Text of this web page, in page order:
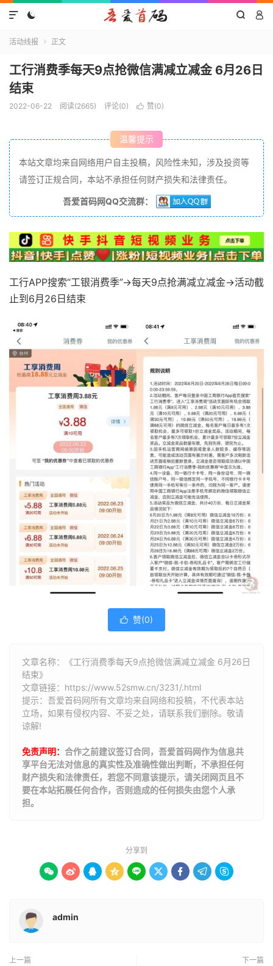
  

活动线报  正文
工行消费季每天9点抢微信满减立减金 6月26日
结束
2022-06-22 阅读(2665) 评论(0)  赞(0)
温馨提示
本站文章均来自网络用户自主投稿，风险性未知，涉及投资等
请签订正规合同，本站不承担任何财产损失和法律责任。
吾爱首码网QQ交流群：
工行APP搜索“工银消费季”->每天9点抢满减立减金->活动截
止到6月26日结束
 赞(0)
文章名称：《工行消费季每天9点抢微信满减立减金 6月26日
结束》
文章链接： https://www.52smw.cn/3231/.html
提示：吾爱首码网所有文章均来自网络和投稿，不代表本站
立场，如果有侵权内容、不妥之处，请联系我们删除。敬请
谅解!
免责声明： 合作之前建议签订合同，吾爱首码网作为信息共
享平台无法对信息的真实性及准确性做出判断，不承担任何
财产损失和法律责任，若您不同意该提示，请关闭网页且不
要在本站拓展任何合作，否则造成的任何损失由您个人承
担。
分享到
        
admin
上一篇 下一篇